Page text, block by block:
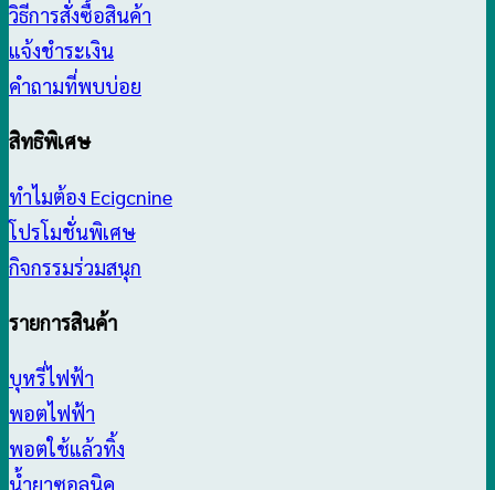
วิธีการสั่งซื้อสินค้า
แจ้งชำระเงิน
คำถามที่พบบ่อย
สิทธิพิเศษ
ทำไมต้อง Ecigcnine
โปรโมชั่นพิเศษ
กิจกรรมร่วมสนุก
รายการสินค้า
บุหรี่ไฟฟ้า
พอตไฟฟ้า
พอตใช้แล้วทิ้ง
น้ำยาซอลนิค